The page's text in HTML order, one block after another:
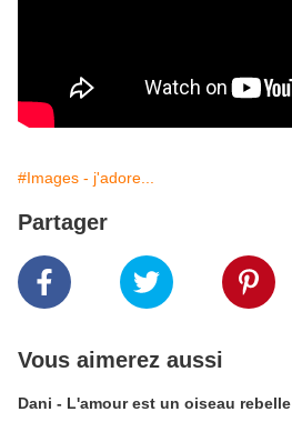
#Images - j'adore...
Partager
Vous aimerez aussi
Dani - L'amour est un oiseau rebelle